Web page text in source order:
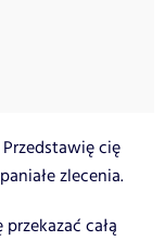
Przedstawię cię
zlecenia.
całą